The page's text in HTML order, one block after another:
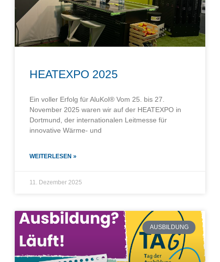
HEATEXPO 2025
Ein voller Erfolg für AluKol® Vom 25. bis 27.
November 2025 waren wir auf der HEATEXPO in
Dortmund, der internationalen Leitmesse für
innovative Wärme- und
WEITERLESEN »
11. Dezember 2025
AUSBILDUNG